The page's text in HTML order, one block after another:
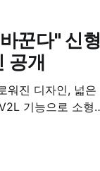
꾼다" 신형
공개
워진 디자인, 넓은
기능으로 소형